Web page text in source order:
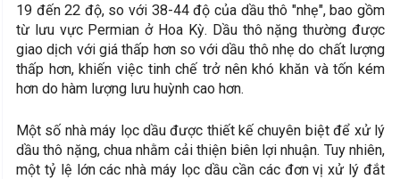
19 đến 22 độ, so với 38-44 độ của dầu thô "nhẹ", bao gồm
từ lưu vực Permian ở Hoa Kỳ. Dầu thô nặng thường được
giao dịch với giá thấp hơn so với dầu thô nhẹ do chất lượng
thấp hơn, khiến việc tinh chế trở nên khó khăn và tốn kém
hơn do hàm lượng lưu huỳnh cao hơn.
Một số nhà máy lọc dầu được thiết kế chuyên biệt để xử lý
dầu thô nặng, chua nhằm cải thiện biên lợi nhuận. Tuy nhiên,
một tỷ lệ lớn các nhà máy lọc dầu cần các đơn vị xử lý đắt